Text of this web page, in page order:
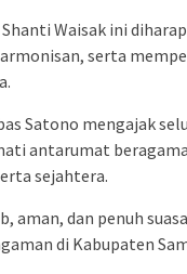
Waisak ini
serta
Satono mengajak
antarumat
sejahtera.
dan penuh
di Kabupaten